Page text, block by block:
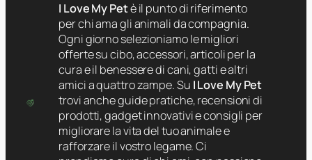
I Love My Petè il punto di riferimento
per chi ama gli animali da compagnia.
Ogni giorno selezioniamo le migliori
offerte su cibo, accessori, articoli per la
cura e il benessere di cani, gatti e altri
amici a quattro zampe. Su I Love My Pet
trovi anche guide pratiche, recensioni di
prodotti, gadget innovativi e consigli per
migliorare la vita del tuo animale e
rafforzare il vostro legame. Ci